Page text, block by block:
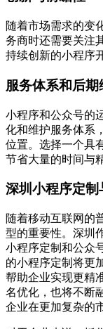
随着市场需求的变
务商时还需要关注
持续创新的小程序
服务体系和后期
小程序和公众号的
化和维护服务体系
位置。选择一个具
节省大量的时间与
深圳小程序定
随着移动互联网的
型的重要性。深圳
小程序定制和公众
的小程序定制将更
帮助企业实现更精
名优化，也将不断
企业在更加复杂的